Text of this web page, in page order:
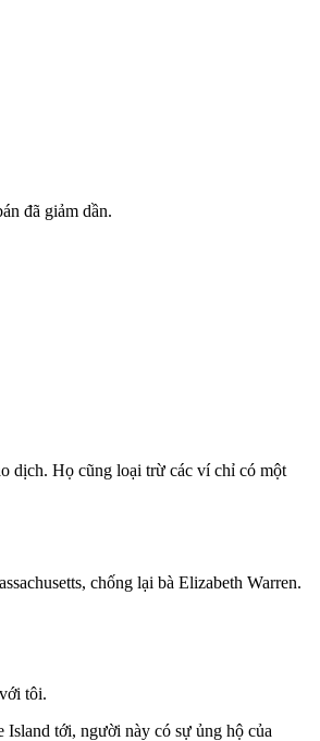
đã giảm dần.
dịch. Họ cũng loại trừ các ví chỉ có một
chống lại bà Elizabeth Warren.
tôi.
tới, người này có sự ủng hộ của